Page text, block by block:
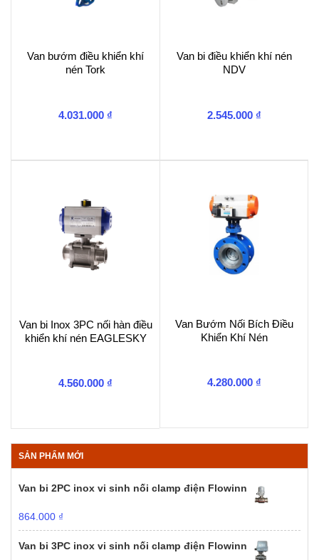
Van bướm điều khiển khí
nén Tork
4.031.000 ₫
Van bi điều khiển khí nén
NDV
2.545.000 ₫
Van bi Inox 3PC nối hàn điều
khiển khí nén EAGLESKY
4.560.000 ₫
Van Bướm Nối Bích Điều
Khiển Khí Nén
4.280.000 ₫
SẢN PHẨM MỚI
Van bi 2PC inox vi sinh nối clamp điện Flowinn
864.000 ₫
Van bi 3PC inox vi sinh nối clamp điện Flowinn